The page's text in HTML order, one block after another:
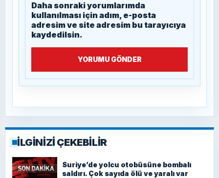
Daha sonraki yorumlarımda
kullanılması için adım, e-posta
adresim ve site adresim bu tarayıcıya
kaydedilsin.
YORUMU GÖNDER
İLGİNİZİ ÇEKEBİLİR
Suriye’de yolcu otobüsüne bombalı
saldırı. Çok sayıda ölü ve yaralı var